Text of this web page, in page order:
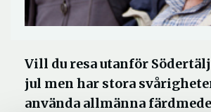
Vill du resa utanför
jul men har stora
använda allmänna